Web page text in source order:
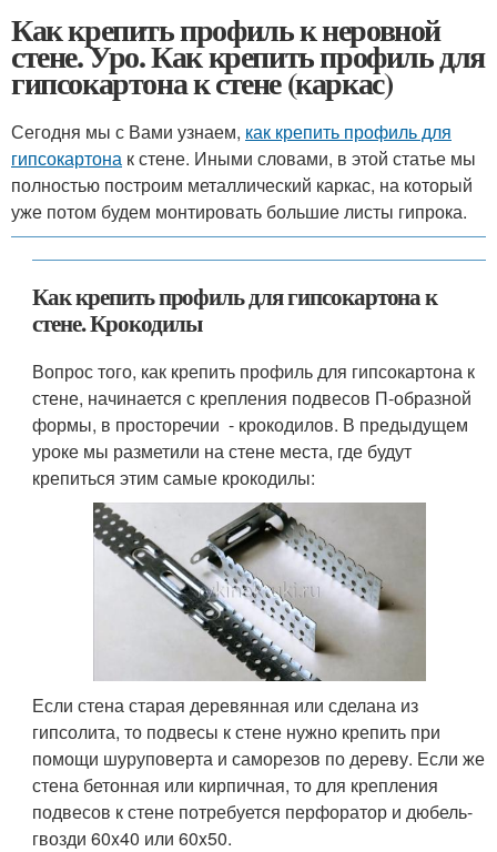
Как крепить профиль к неровной
стене. Уро. Как крепить профиль для
гипсокартона к стене (каркас)
Сегодня мы с Вами узнаем, как крепить профиль для
гипсокартона к стене. Иными словами, в этой статье мы
полностью построим металлический каркас, на который
уже потом будем монтировать большие листы гипрока.
Как крепить профиль для гипсокартона к
стене. Крокодилы
Вопрос того, как крепить профиль для гипсокартона к
стене, начинается с крепления подвесов П-образной
формы, в просторечии - крокодилов. В предыдущем
уроке мы разметили на стене места, где будут
крепиться этим самые крокодилы:
Если стена старая деревянная или сделана из
гипсолита, то подвесы к стене нужно крепить при
помощи шуруповерта и саморезов по дереву. Если же
стена бетонная или кирпичная, то для крепления
подвесов к стене потребуется перфоратор и дюбель-
гвозди 60x40 или 60x50.